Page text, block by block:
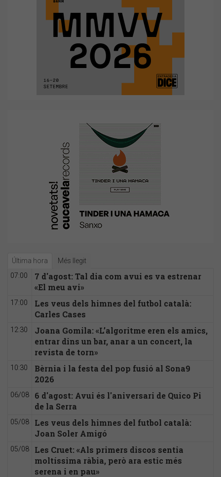
Última hora Més llegit
07:00
7 d'agost: Tal dia com avui es va estrenar
«El meu avi»
17:00
Les veus dels himnes del futbol català:
Carles Cases
12:30
Joana Gomila: «L’algoritme eren els amics,
entrar dins un bar, anar a un concert, la
revista de torn»
10:30
Bèrnia i la festa del pop fusió al Sona9
2026
06/08
6 d'agost: Avui és l'aniversari de Quico Pi
de la Serra
05/08
Les veus dels himnes del futbol català:
Joan Soler Amigó
05/08
Les Cruet: «Als primers discos sentia
moltíssima ràbia, però ara estic més
serena i en pau»